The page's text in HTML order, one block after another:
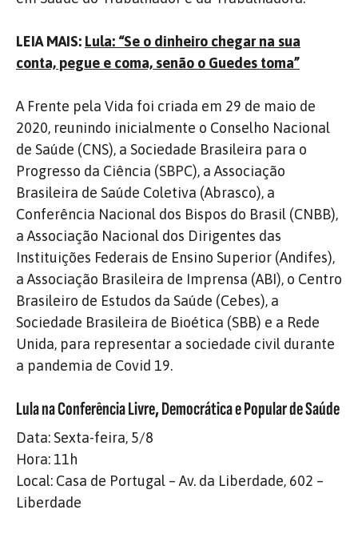
LEIA MAIS: Lula: “Se o dinheiro chegar na sua
conta, pegue e coma, senão o Guedes toma”
A Frente pela Vida foi criada em 29 de maio de
2020, reunindo inicialmente o Conselho Nacional
de Saúde (CNS), a Sociedade Brasileira para o
Progresso da Ciência (SBPC), a Associação
Brasileira de Saúde Coletiva (Abrasco), a
Conferência Nacional dos Bispos do Brasil (CNBB),
a Associação Nacional dos Dirigentes das
Instituições Federais de Ensino Superior (Andifes),
a Associação Brasileira de Imprensa (ABI), o Centro
Brasileiro de Estudos da Saúde (Cebes), a
Sociedade Brasileira de Bioética (SBB) e a Rede
Unida, para representar a sociedade civil durante
a pandemia de Covid 19.
Lula na Conferência Livre, Democrática e Popular de Saúde
Data: Sexta-feira, 5/8
Hora: 11h
Local: Casa de Portugal – Av. da Liberdade, 602 –
Liberdade